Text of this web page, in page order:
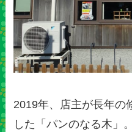
2019年、店主が長年の
した「パンのなる木」。